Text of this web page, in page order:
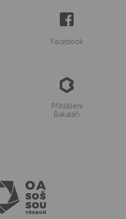
Facebook
Přihlášení
Bakaláři